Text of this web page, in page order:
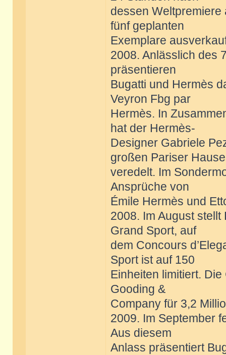
dessen
fünf geplanten
Exemplare
2008. Anlässlich des
präsentieren
Bugatti und Hermès
Veyron Fbg par
Hermès. In
hat der Hermès-
Designer Gabriele
großen Pariser
veredelt. Im
Ansprüche von
Émile Hermès und
2008. Im August
Grand Sport, auf
dem Concours
Sport ist auf 150
Einheiten limitiert.
Gooding &
Company für 3,2
2009. Im September
Aus diesem
Anlass präsentiert